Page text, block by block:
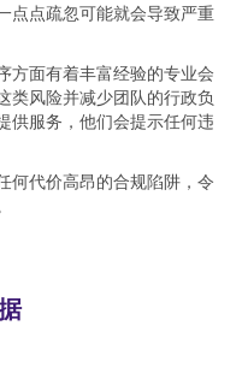
点点疏忽可能就会导致严重
方面有着丰富经验的专业会
类风险并减少团队的行政负
供服务，他们会提示任何违
何代价高昂的合规陷阱，令